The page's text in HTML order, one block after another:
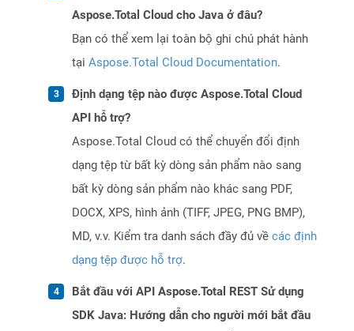
Aspose.Total Cloud cho Java ở đâu?
Bạn có thể xem lại toàn bộ ghi chú phát hành
tại Aspose.Total Cloud Documentation.
Định dạng tệp nào được Aspose.Total Cloud
API hỗ trợ?
Aspose.Total Cloud có thể chuyển đổi định
dạng tệp từ bất kỳ dòng sản phẩm nào sang
bất kỳ dòng sản phẩm nào khác sang PDF,
DOCX, XPS, hình ảnh (TIFF, JPEG, PNG BMP),
MD, v.v. Kiểm tra danh sách đầy đủ về các định
dạng tệp được hỗ trợ.
Bắt đầu với API Aspose.Total REST Sử dụng
SDK Java: Hướng dẫn cho người mới bắt đầu